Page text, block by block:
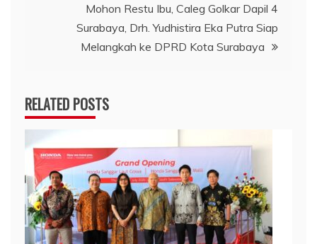
Mohon Restu Ibu, Caleg Golkar Dapil 4
Surabaya, Drh. Yudhistira Eka Putra Siap
Melangkah ke DPRD Kota Surabaya
RELATED POSTS